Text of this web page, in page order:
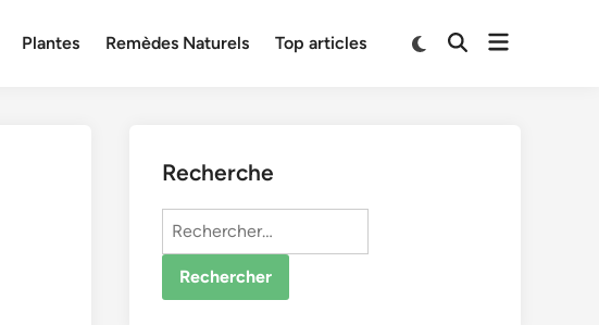
Plantes Remèdes Naturels Top articles
SwitchOpenOpen
Recherche
Rechercher :